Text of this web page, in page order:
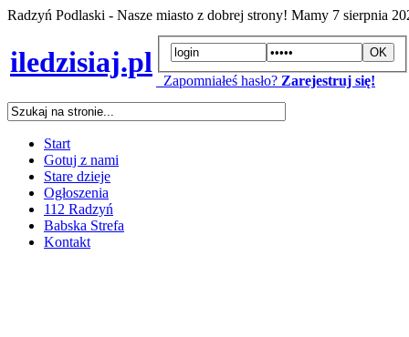
Radzyń Podlaski - Nasze miasto z dobrej strony! Mamy 7 sierpnia
iledzisiaj.pl
Zapomniałeś hasło? Zarejestruj się!
Start
Gotuj z nami
Stare dzieje
Ogłoszenia
112 Radzyń
Babska Strefa
Kontakt